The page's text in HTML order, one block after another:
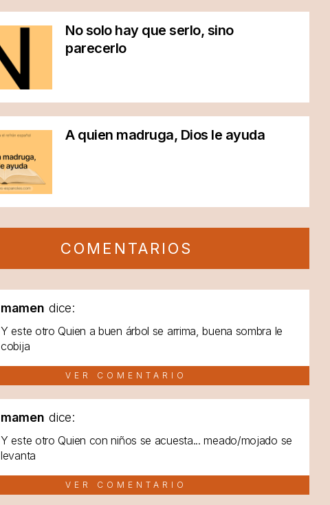
No solo hay que serlo, sino
parecerlo
A quien madruga, Dios le ayuda
COMENTARIOS
mamen dice:
Y este otro Quien a buen árbol se arrima, buena sombra le
cobija
VER COMENTARIO
mamen dice:
Y este otro Quien con niños se acuesta... meado/mojado se
levanta
VER COMENTARIO